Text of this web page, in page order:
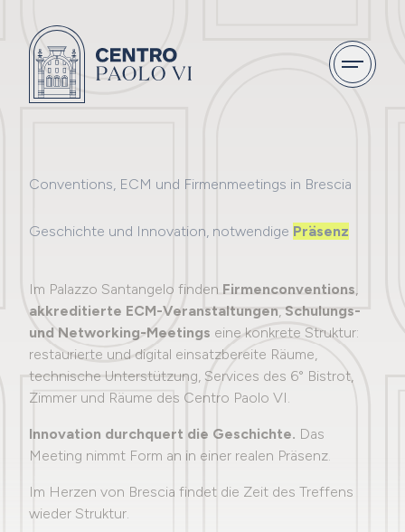
Pakete Veranstaltungen
Restaurant
Kongress
Conventions, ECM und Firmenmeetings in Brescia
Geschichte und Innovation, notwendige Präsenz
Im Palazzo Santangelo finden Firmenconventions,
akkreditierte ECM-Veranstaltungen, Schulungs-
und Networking-Meetings eine konkrete Struktur:
restaurierte und digital einsatzbereite Räume,
technische Unterstützung, Services des 6° Bistrot,
Zimmer und Räume des Centro Paolo VI.
Innovation durchquert die Geschichte. Das
Meeting nimmt Form an in einer realen Präsenz.
Im Herzen von Brescia findet die Zeit des Treffens
wieder Struktur.